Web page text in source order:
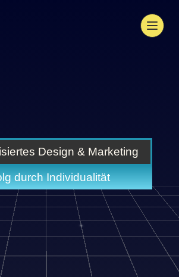
Design & Marketing
durch Individualität